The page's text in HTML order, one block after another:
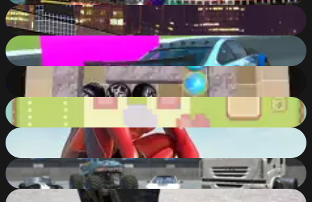
Crash Day Demolition - Dubai Arena
91%
Miami Super Drive
91%
BallTrekPuzzle
91
%
Cat Escape - Puzzle
91
Amazing Strange Rope Police - Vice Spider Vegas
90
Evo F4
90%
Combat Online